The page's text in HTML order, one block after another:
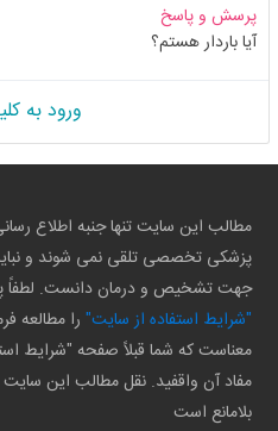
پرسش و پاسخ
آیا باردار هستم؟
ورود به
مطالب این سایت تنها جنبه اطلاع
پزشکی تخصصی تلقی نمی شوند و
جهت تشخیص و درمان دانست. لطفاً
"شرایط استفاده از سایت" را مطالعه
معناست که شما قبلاً صفحه "شرایط
مفاد آن واقفید. نقل مطالب این سایت
بلامانع است